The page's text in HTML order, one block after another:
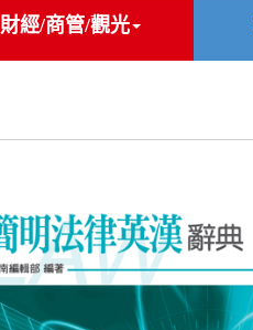
財經/商管/觀光